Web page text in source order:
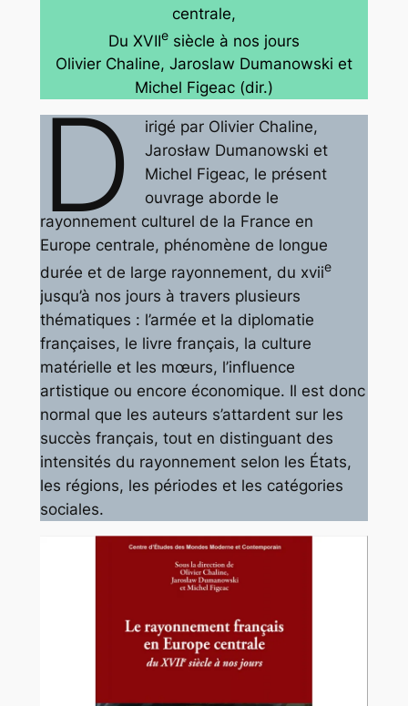
centrale,
Du XVIIe siècle à nos jours
Olivier Chaline, Jaroslaw Dumanowski et
Michel Figeac (dir.)
D
irigé par Olivier Chaline,
Jarosław Dumanowski et
Michel Figeac, le présent
ouvrage aborde le
rayonnement culturel de la France en
Europe centrale, phénomène de longue
durée et de large rayonnement, du xviie
jusqu’à nos jours à travers plusieurs
thématiques : l’armée et la diplomatie
françaises, le livre français, la culture
matérielle et les mœurs, l’influence
artistique ou encore économique. Il est donc
normal que les auteurs s’attardent sur les
succès français, tout en distinguant des
intensités du rayonnement selon les États,
les régions, les périodes et les catégories
sociales.